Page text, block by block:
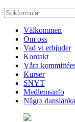
Välkommen
Om oss
Vad vi erbjuder
Kontakt
Våra kommittéer
Kurser
SNYT
Medlemsinfo
Några